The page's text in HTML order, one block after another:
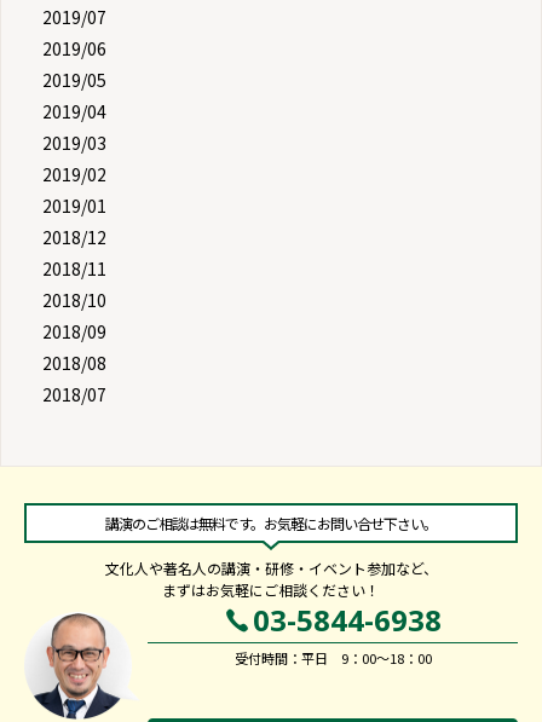
2019/07
2019/06
2019/05
2019/04
2019/03
2019/02
2019/01
2018/12
2018/11
2018/10
2018/09
2018/08
2018/07
講演のご相談は無料です。お気軽にお問い合せ下さい。
文化人や著名人の講演・研修・イベント参加など、
まずはお気軽にご相談ください！
03-5844-6938
受付時間：平日 9：00～18：00